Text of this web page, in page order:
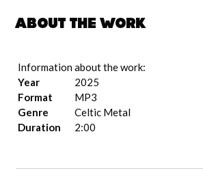
About the work
Information about the work:
Year
2025
Format
MP3
Genre
Celtic Metal
Duration
2:00